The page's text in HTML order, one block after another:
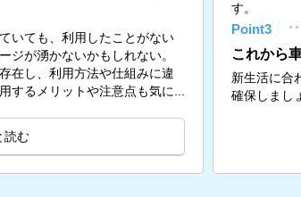
いても、利用したことがない
ジが湧かないかもしれない。
在し、利用方法や仕組みに違
するメリットや注意点も気に...
読む
す。
Point3
これから
新生活に合
確保しまし